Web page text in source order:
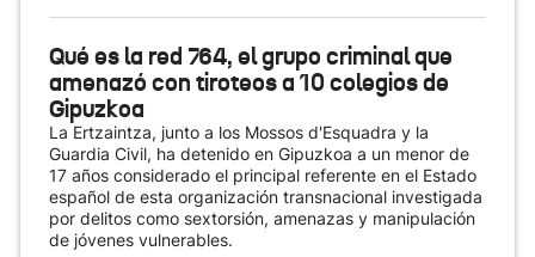
Qué es la red 764, el grupo criminal que
amenazó con tiroteos a 10 colegios de
Gipuzkoa
La Ertzaintza, junto a los Mossos d'Esquadra y la
Guardia Civil, ha detenido en Gipuzkoa a un menor de
17 años considerado el principal referente en el Estado
español de esta organización transnacional investigada
por delitos como sextorsión, amenazas y manipulación
de jóvenes vulnerables.